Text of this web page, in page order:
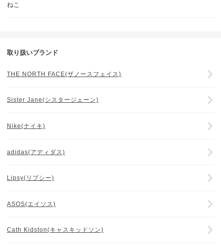
ねこ
取り扱いブランド
THE NORTH FACE(ザノースフェイス)
Sister Jane(シスタージェーン)
Nike(ナイキ)
adidas(アディダス)
Lipsy(リプシー)
ASOS(エイソス)
Cath Kidston(キャスキッドソン)